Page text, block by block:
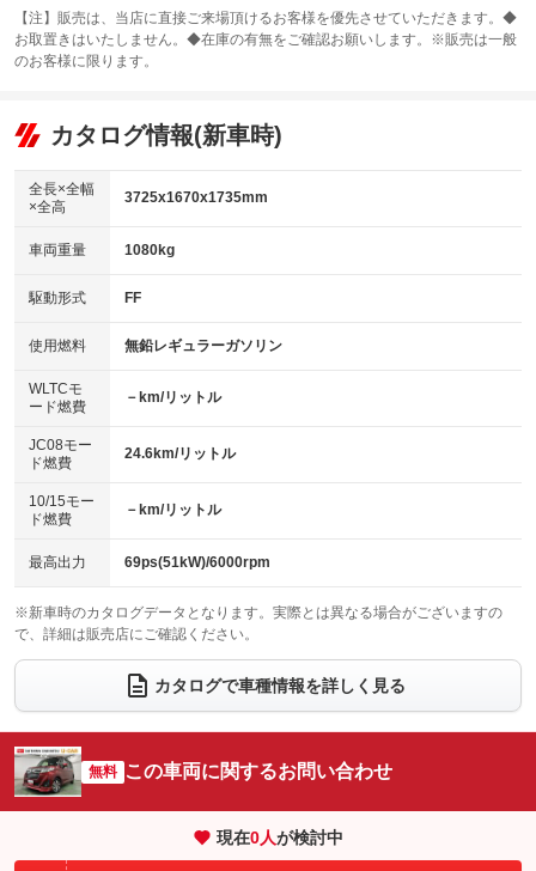
：装備あり
サンルーフ
：装備なし ABS
リフトアップ
：装備なし
：装備なし
パワーウィンドウ
アイドリングストップ
：装備あり
USB入力端子
：装備なし
100V電源
：装備なし
センターデフロック
：装備なし
電動格納ミラー
：装備なし
カーナビ：メモリーナビ他
：装備あり
TV：フルセグ
：装備あり
ビジュアル：-／DVD再生
：装備あり
：装備あり
革シート
キーレス
HID(キセノンライト)
：装備なし
バックカメラ
：装備なし
エアロ
：装備なし
：装備なし
パワーシート
ベンチシート
：装備なし
チップアップシート
：装備なし
：装備なし ：装備なし
ウォークスルー
：装備なし
電動リアゲート フロントカメラ
：装備なし
：装備なし ：装備あり
サイドカメラ
：装備なし ルーフレール
：装備なし
：装備なし
：装備なし
【注】販売は、当店に直接ご来場頂けるお客様を優先させていただきます。◆
お取置きはいたしません。◆在庫の有無をご確認お願いします。※販売は一般
のお客様に限ります。
カタログ情報(新車時)
全長×全幅
×全高
3725x1670x1735mm
車両重量 1080kg
駆動形式 FF
使用燃料 無鉛レギュラーガソリン
WLTCモ
ード燃費
－km/リットル
JC08モー
ド燃費
24.6km/リットル
10/15モー
ド燃費
－km/リットル
最高出力 69ps(51kW)/6000rpm
※新車時のカタログデータとなります。実際とは異なる場合がございますの
で、詳細は販売店にご確認ください。
カタログで車種情報を詳しく見る
無料 この車両に関するお問い合わせ
現在0人が検討中